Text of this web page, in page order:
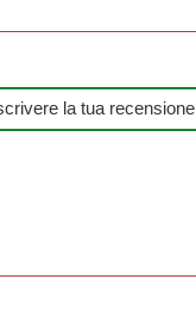
la tua recensione